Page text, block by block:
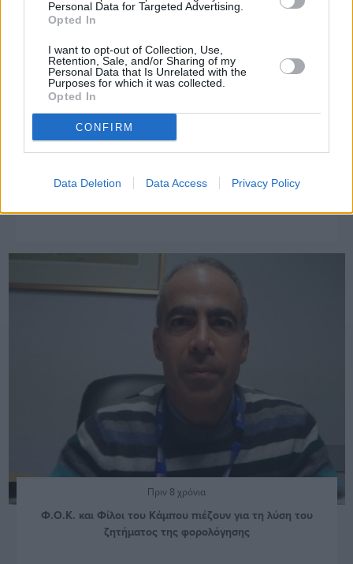
Personal Data for Targeted Advertising.
Opted In
I want to opt-out of Collection, Use,
Retention, Sale, and/or Sharing of my
Personal Data that Is Unrelated with the
Purposes for which it was collected.
Opted In
CONFIRM
Data Deletion Data Access Privacy Policy
Φωτογραφικός διαγωνισμός για τον Κάμπο από τον ΦΟΚ
Πριν 8 χρόνια
Φ.Ο.Κ. και Φίλοι του Κάμπου πιέζουν για τη λύση του
ζητήματος της φορολόγησης